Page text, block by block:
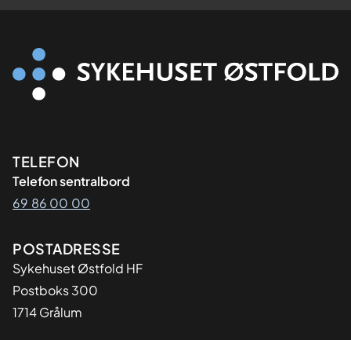
Kontaktinformasjon
TELEFON
Telefon sentralbord
69 86 00 00
Adresse
POSTADRESSE
Sykehuset Østfold HF
Postboks 300
1714 Grålum